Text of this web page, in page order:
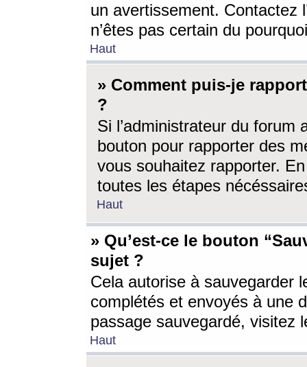
un avertissement. Contactez
n’êtes pas certain du
Haut
» Comment puis-je
?
Si l’administrateur du forum
bouton pour rapporter des
vous souhaitez rapporter.
toutes les étapes
Haut
» Qu’est-ce le bouton
sujet ?
Cela autorise à sauvegarder
complétés et envoyés à une
passage sauvegardé, visitez
Haut